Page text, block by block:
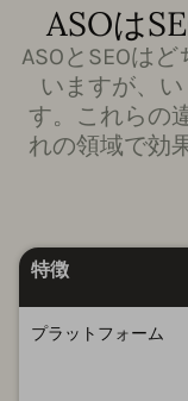
ASOは
ASOとSEOは
いますが、
す。これらの
れの領域で効
特徴
プラットフォーム